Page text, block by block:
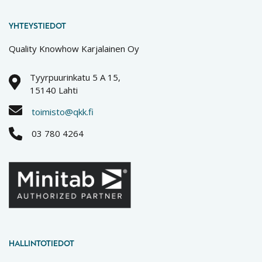
YHTEYSTIEDOT
Quality Knowhow Karjalainen Oy
Tyyrpuurinkatu 5 A 15,
15140 Lahti
toimisto@qkk.fi
03 780 4264
HALLINTOTIEDOT